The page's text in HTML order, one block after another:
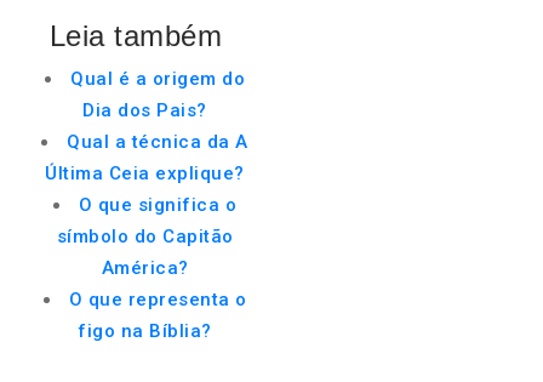
Leia também
Qual é a origem do
Dia dos Pais?
Qual a técnica da A
Última Ceia explique?
O que significa o
símbolo do Capitão
América?
O que representa o
figo na Bíblia?